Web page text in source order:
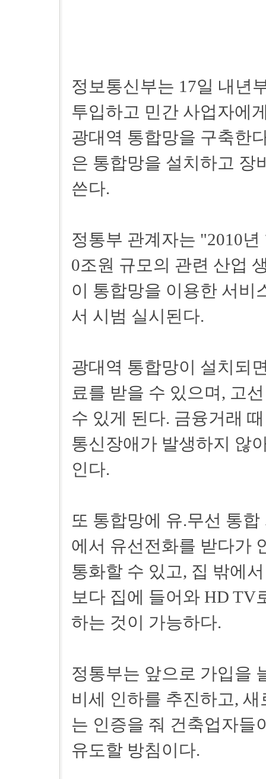
정보통신부는 17일 내년
투입하고 민간 사업자에
광대역 통합망을 구축한
은 통합망을 설치하고 장
쓴다.
정통부 관계자는 "2010
0조원 규모의 관련 산업
이 통합망을 이용한 서비
서 시범 실시된다.
광대역 통합망이 설치되
료를 받을 수 있으며, 고
수 있게 된다. 금융거래
통신장애가 발생하지 않
인다.
또 통합망에 유.무선 통
에서 유선전화를 받다가
통화할 수 있고, 집 밖에
보다 집에 들어와 HD TV
하는 것이 가능하다.
정통부는 앞으로 가입을
비세 인하를 추진하고,
는 인증을 줘 건축업자들
유도할 방침이다.